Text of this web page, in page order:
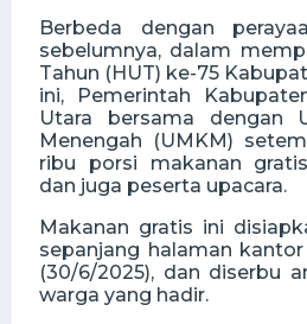
Berbeda dengan
sebelumnya, dalam
Tahun (HUT) ke-75
ini, Pemerintah
Utara bersama dengan
Menengah (UMKM)
ribu porsi makanan
dan juga peserta upacara.
Makanan gratis ini
sepanjang halaman
(30/6/2025), dan diserbu
warga yang hadir.